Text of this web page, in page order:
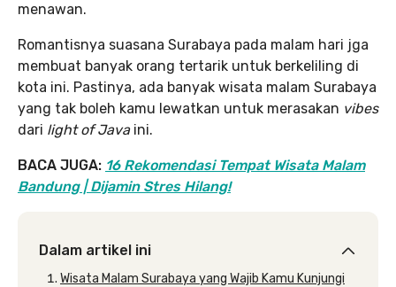
menawan.
Romantisnya suasana Surabaya pada malam hari jga
membuat banyak orang tertarik untuk berkeliling di
kota ini. Pastinya, ada banyak wisata malam Surabaya
yang tak boleh kamu lewatkan untuk merasakan vibes
dari light of Java ini.
BACA JUGA: 16 Rekomendasi Tempat Wisata Malam
Bandung | Dijamin Stres Hilang!
Dalam artikel ini
Wisata Malam Surabaya yang Wajib Kamu Kunjungi